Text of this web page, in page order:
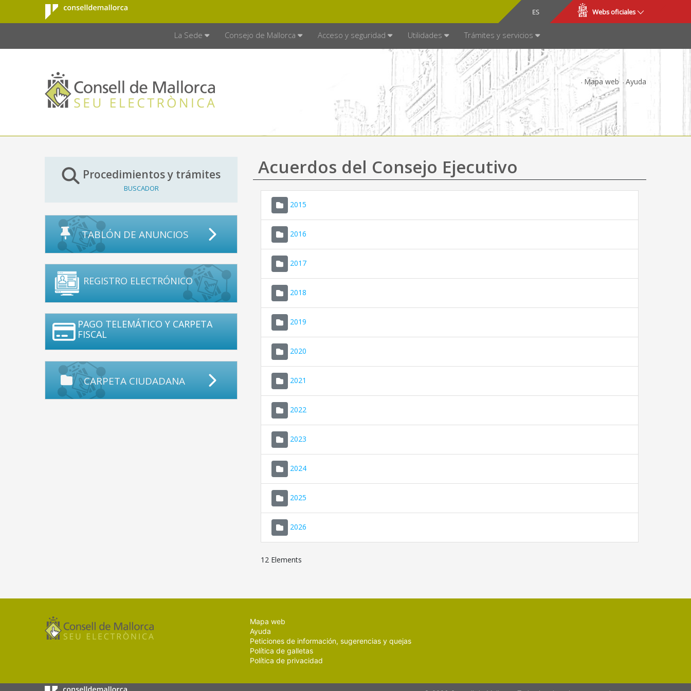
Saltar al contenido principal
Consell de
Mallorca
ES
CA Webs oficiales
La Sede Consejo de Mallorca Acceso y seguridad Utilidades Trámites y servicios
Mapa web Ayuda
Procedimientos y trámites
BUSCADOR
TABLÓN DE ANUNCIOS
REGISTRO ELECTRÓNICO
PAGO TELEMÁTICO Y CARPETA
FISCAL
CARPETA CIUDADANA
Acuerdos del Consejo Ejecutivo
2015
2016
2017
2018
2019
2020
2021
2022
2023
2024
2025
2026
12 Elements
Mapa web
Ayuda
Peticiones de información, sugerencias y quejas
Política de galletas
Política de privacidad